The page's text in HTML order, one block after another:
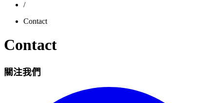
/
Contact
Contact
關注我們